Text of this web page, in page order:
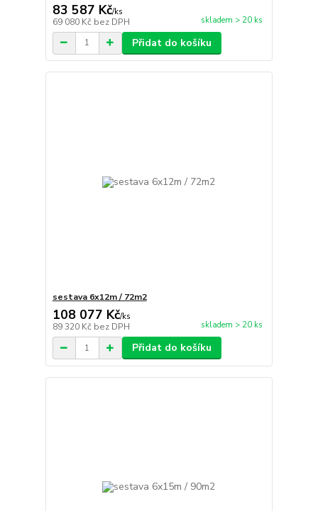
83 587 Kč/ks
69 080 Kč bez DPH skladem > 20 ks
Přidat do košíku
sestava 6x12m / 72m2
108 077 Kč/ks
89 320 Kč bez DPH skladem > 20 ks
Přidat do košíku